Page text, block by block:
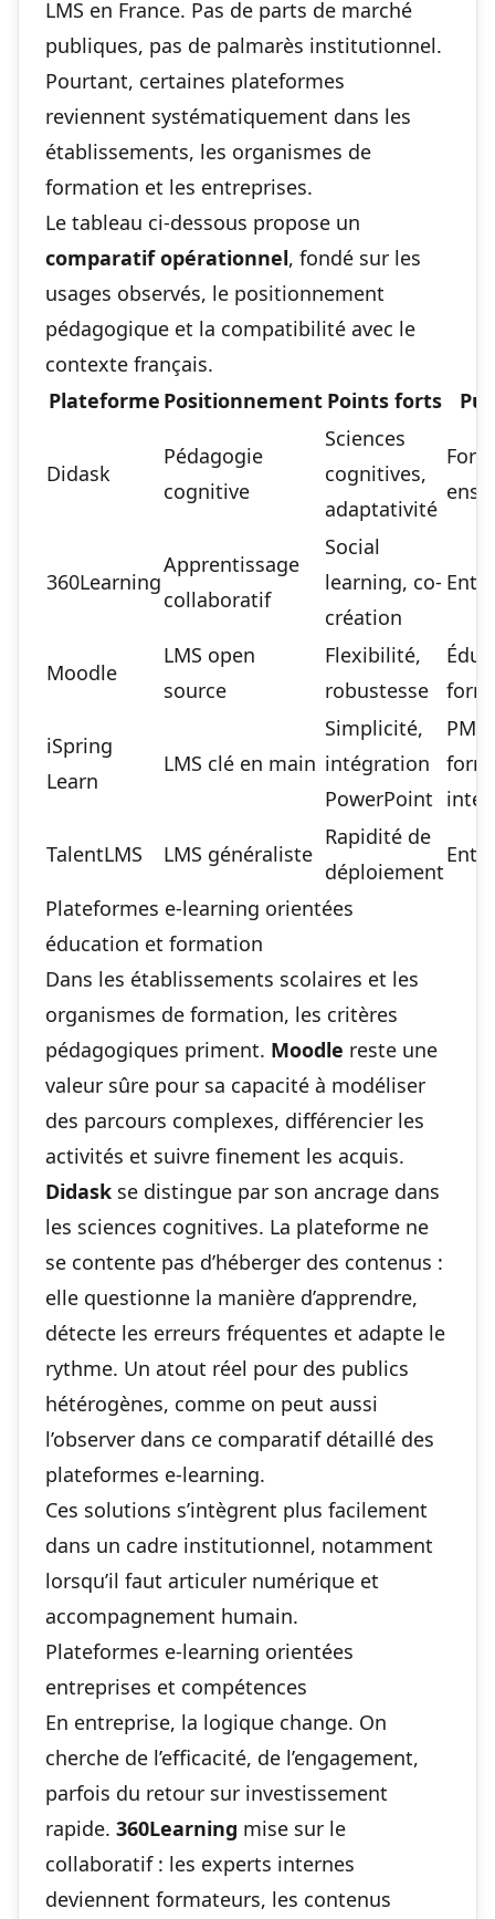
LMS en France. Pas de parts de marché
publiques, pas de palmarès institutionnel.
Pourtant, certaines plateformes
reviennent systématiquement dans les
établissements, les organismes de
formation et les entreprises.
Le tableau ci-dessous propose un
comparatif opérationnel, fondé sur les
usages observés, le positionnement
pédagogique et la compatibilité avec le
contexte français.
Plateforme Positionnement Points forts
Didask
Pédagogie
cognitive
Sciences
cognitives,
adaptativité
360Learning
Apprentissage
collaboratif
Social
learning, co-
création
Moodle
LMS open
source
Flexibilité,
robustesse
iSpring
Learn
LMS clé en main
Simplicité,
intégration
PowerPoint
PME,
TalentLMS LMS généraliste
Rapidité de
déploiement
Plateformes e-learning orientées
éducation et formation
Dans les établissements scolaires et les
organismes de formation, les critères
pédagogiques priment. Moodle reste une
valeur sûre pour sa capacité à modéliser
des parcours complexes, différencier les
activités et suivre finement les acquis.
Didask se distingue par son ancrage dans
les sciences cognitives. La plateforme ne
se contente pas d’héberger des contenus :
elle questionne la manière d’apprendre,
détecte les erreurs fréquentes et adapte le
rythme. Un atout réel pour des publics
hétérogènes, comme on peut aussi
l’observer dans ce comparatif détaillé des
plateformes e-learning.
Ces solutions s’intègrent plus facilement
dans un cadre institutionnel, notamment
lorsqu’il faut articuler numérique et
accompagnement humain.
Plateformes e-learning orientées
entreprises et compétences
En entreprise, la logique change. On
cherche de l’efficacité, de l’engagement,
parfois du retour sur investissement
rapide. 360Learning mise sur le
collaboratif : les experts internes
deviennent formateurs, les contenus